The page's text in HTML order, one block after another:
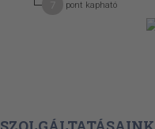
pont kapható